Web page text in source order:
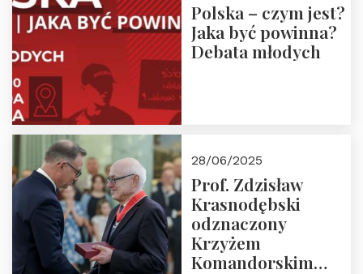
Polska – czym jest?
Jaka być powinna?
Debata młodych
28/06/2025
Prof. Zdzisław
Krasnodębski
odznaczony
Krzyżem
Komandorskim